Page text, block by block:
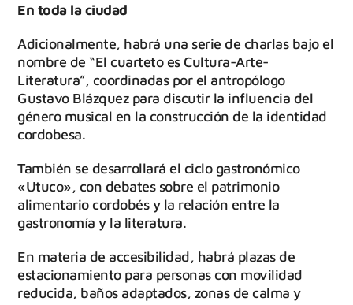
En toda la ciudad
Adicionalmente, habrá una serie de charlas bajo el
nombre de “El cuarteto es Cultura-Arte-
Literatura”, coordinadas por el antropólogo
Gustavo Blázquez para discutir la influencia del
género musical en la construcción de la identidad
cordobesa.
También se desarrollará el ciclo gastronómico
«Utuco», con debates sobre el patrimonio
alimentario cordobés y la relación entre la
gastronomía y la literatura.
En materia de accesibilidad, habrá plazas de
estacionamiento para personas con movilidad
reducida, baños adaptados, zonas de calma y